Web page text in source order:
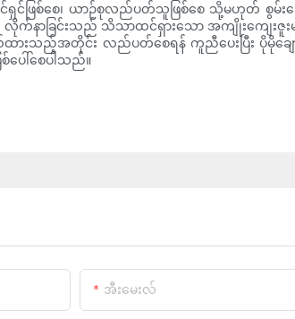
စ်စေ၊ ယာဉ်စုလည်ပတ်သူဖြစ်စေ သို့မဟုတ် စွမ်းဆ
က်နာခြင်းသည် သိသာထင်ရှားသော အကျိုးကျေးဇူးမ
သည့်အတိုင်း လည်ပတ်စေရန် ကူညီပေးပြီး ပိုမိုချေ
ပေါ်စေပါသည်။
အီးမေးလ်